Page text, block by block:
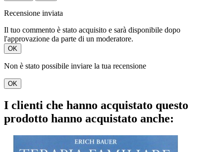
Recensione inviata
Il tuo commento è stato acquisito e sarà disponibile dopo
l'approvazione da parte di un moderatore.
OK
Non è stato possibile inviare la tua recensione
OK
I clienti che hanno acquistato questo
prodotto hanno acquistato anche: